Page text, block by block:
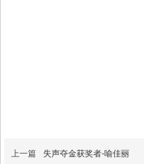
上一篇 失声夺金获奖者-喻佳丽